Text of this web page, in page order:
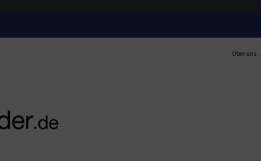
Über uns